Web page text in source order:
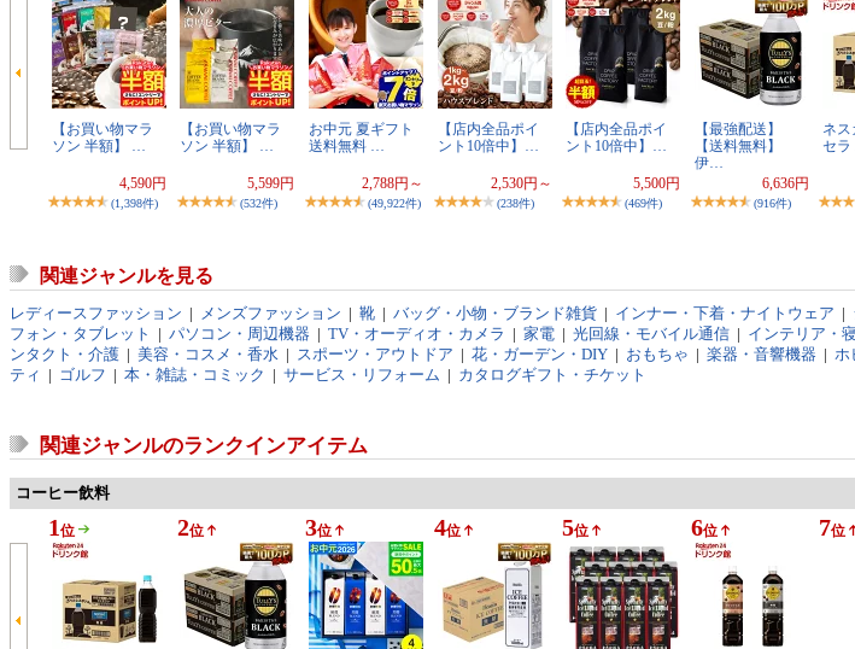
【お買い物マラ
ソン 半額】 …
4,590円
(1,398件)
【お買い物マラ
ソン 半額】 …
5,599円
(532件)
お中元 夏ギフト
送料無料 …
2,788円～
(49,922件)
【店内全品ポイ
ント10倍中】…
2,530円～
(238件)
【店内全品ポイ
ント10倍中】…
5,500円
(469件)
【最強配送】
【送料無料】
伊…
6,636円
(916件)
ネス
セラ
関連ジャンルを見る
レディースファッション | メンズファッション | 靴 | バッグ・小物・ブランド雑貨 | インナー・下着・ナイトウェア |
フォン・タブレット
| パソコン・周辺機器 | TV・オーディオ・カメラ | 家電 | 光回線・モバイル通信 | インテリア・
ンタクト・介護 | 美容・コスメ・香水 | スポーツ・アウトドア | 花・ガーデン・DIY | おもちゃ | 楽器・音響機器 | ホ
ティ | ゴルフ | 本・雑誌・コミック | サービス・リフォーム | カタログギフト・チケット
関連ジャンルのランクインアイテム
コーヒー飲料
1 位 2位 3位 4位 5位 6位 7位